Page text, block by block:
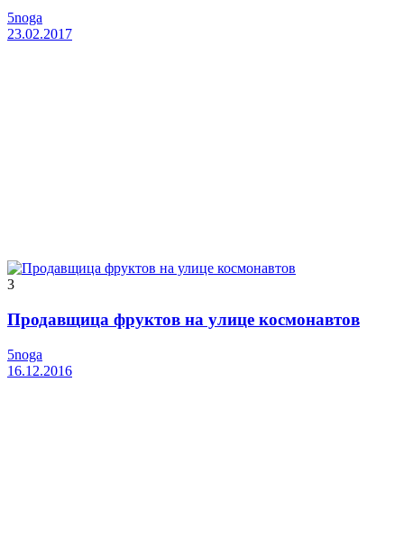
5noga
23.02.2017
3
Продавщица фруктов на улице космонавтов
5noga
16.12.2016